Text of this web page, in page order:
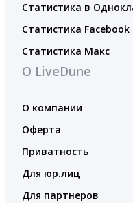
Статистика в
Статистика Facebook
Статистика Макс
О LiveDune
О компании
Оферта
Приватность
Для юр.лиц
Для партнеров